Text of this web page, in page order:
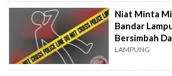
Niat Minta
Bandar
Bersimbah
LAMPUNG